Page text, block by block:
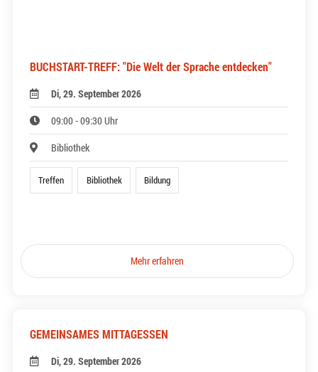
BUCHSTART-TREFF: "Die Welt der Sprache entdecken"
Di, 29. September 2026
09:00 - 09:30 Uhr
Bibliothek
Treffen Bibliothek Bildung
Mehr erfahren
GEMEINSAMES MITTAGESSEN
Di, 29. September 2026